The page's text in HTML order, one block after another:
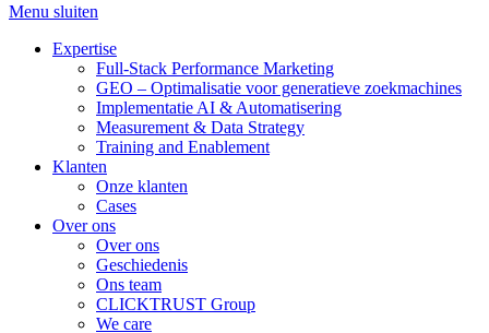
Menu sluiten
Expertise
Full-Stack Performance Marketing
GEO – Optimalisatie voor generatieve zoekmachines
Implementatie AI & Automatisering
Measurement & Data Strategy
Training and Enablement
Klanten
Onze klanten
Cases
Over ons
Over ons
Geschiedenis
Ons team
CLICKTRUST Group
We care